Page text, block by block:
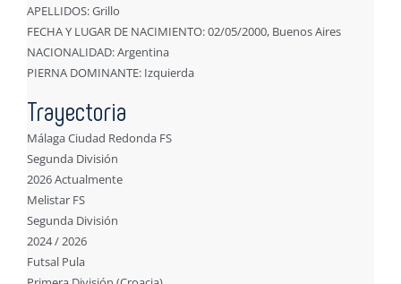
APELLIDOS: Grillo
FECHA Y LUGAR DE NACIMIENTO: 02/05/2000, Buenos Aires
NACIONALIDAD: Argentina
PIERNA DOMINANTE: Izquierda
Trayectoria
Málaga Ciudad Redonda FS
Segunda División
2026 Actualmente
Melistar FS
Segunda División
2024 / 2026
Futsal Pula